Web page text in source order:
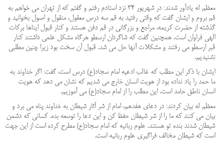
معظم له یادآور شدند: در شهریور ۳۴ نزد استادم رفتم و گفتم که از تهران می خواهم به
قم بروم و ایشان گفت که وقتی رفتید به قم سه درس معقول، منقول و اصول بخوانید و
گذشته از حضرت کریمه، مراجع و بزرگانی در قم دفن هستند و کنار قبول ایناها برکات
الهی فراوان است. همچنین گفت که شاگردان ارسطو هرگاه مشکل علمی داشتند کنار
قبر ارسطو می رفتند و مشکلات آنها حل می شد. قبول آن سخت بود زیرا چنین مطلبی
نشنیدیم.
ایشان با ذکر این مطلب که غالب ادعیه امام سجاد(ع) درس است، گفت: اگر خداوند به
ما حمد را یاد نداده بود از هویت انسان خارج می شدیم که نشان می دهد که هویت
انسان ناطق حامد است. این مطلب را از امام سجاد(ع) می آموزیم.
معظم له بیان کردند: در دعای هفدهم، امام از شر آثار شیطان به خداوند پناه می برد و
بیان می کنند که ما را از شر شیطان حفظ کن و این دعا را توسعه بده. کسانی که دشمن
شیطان شدند بنده تو هستند. علوم ربانیه که امام سجاد(ع) مطرح کرده است از این جهت
است که شیطان مخالف فراگیری علوم ربانیه است.